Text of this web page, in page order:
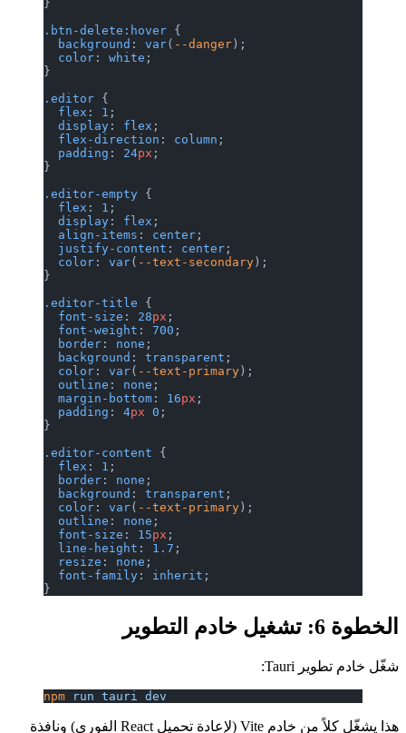
.btn-delete:hover {
  background
: var ( --danger );
  color
: white
.editor {
  flex
: 1
  display
: flex
  flex-direction
: column
  padding
: 24px
.editor-empty {
  flex
: 1
  display
: flex
  align-items
: center
  justify-content
: center
  color
: var ( --text-secondary );
.editor-title {
  font-size
: 28px
  font-weight
: 700
  border
: none
  background
: transparent
  color
: var ( --text-primary );
  outline
: none
  margin-bottom
: 16px
  padding
: 4px 0
.editor-content {
  flex
: 1
  border
: none
  background
: transparent
  color
: var ( --text-primary );
  outline
: none
  font-size
: 15px
  line-height
: 1.7
  resize
: none
  font-family
: inherit
الخطوة 6: تشغيل خادم التطوير
شغّل خادم تطوير Tauri:
npm run tauri dev
هذا يشغّل كلاً من خادم Vite (لإعادة تحميل React الفوري) ونافذة